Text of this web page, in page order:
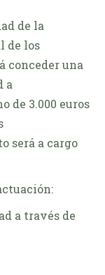
de la
de los
conceder una
a
de 3.000 euros
será a cargo
a través de